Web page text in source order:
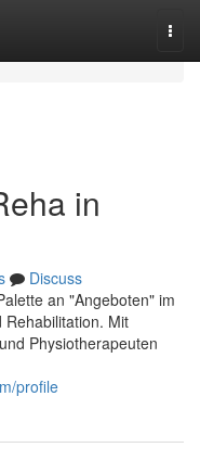
in
Discuss
an "Angeboten" im
Rehabilitation. Mit
Physiotherapeuten
profile